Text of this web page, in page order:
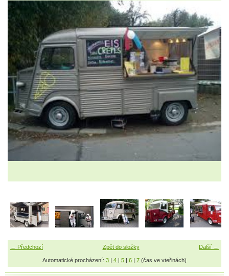
← Předchozí Další →
Zpět do složky
Automatické procházení: 3 | 4 | 5 | 6 | 7 (čas ve vteřinách)